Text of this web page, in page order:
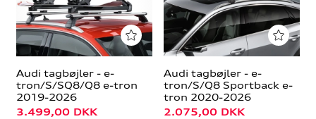
Audi tagbøjler - e-
tron/S/SQ8/Q8 e-tron
2019-2026
3.499,00 DKK
Audi tagbøjler - e-
tron/S/Q8 Sportback e-
tron 2020-2026
2.075,00 DKK